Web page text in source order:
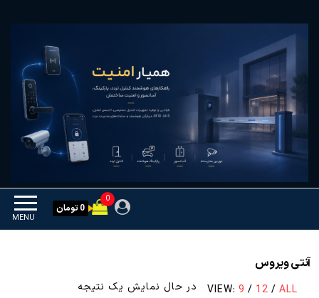
همیار امنیت
MENU
0
0 تومان
آنتی ویروس
VIEW: 9 / 12 / ALL در حال نمایش یک نتیجه